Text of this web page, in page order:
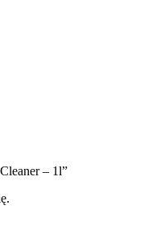
– 1l”